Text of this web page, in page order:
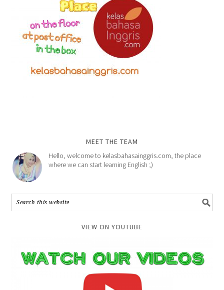
MEET THE TEAM
Hello, welcome to kelasbahasainggris.com, the place
where we can start learning English ;)
VIEW ON YOUTUBE